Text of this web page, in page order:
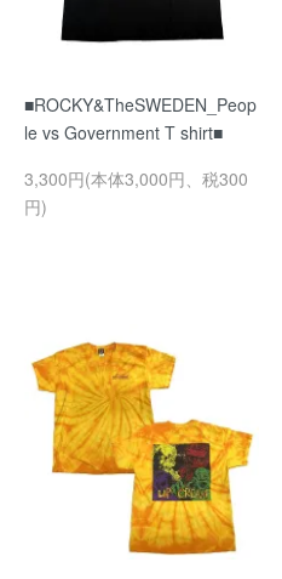
■ROCKY&TheSWEDEN_Peop
le vs Government T shirt■
3,300円(本体3,000円、税300
円)